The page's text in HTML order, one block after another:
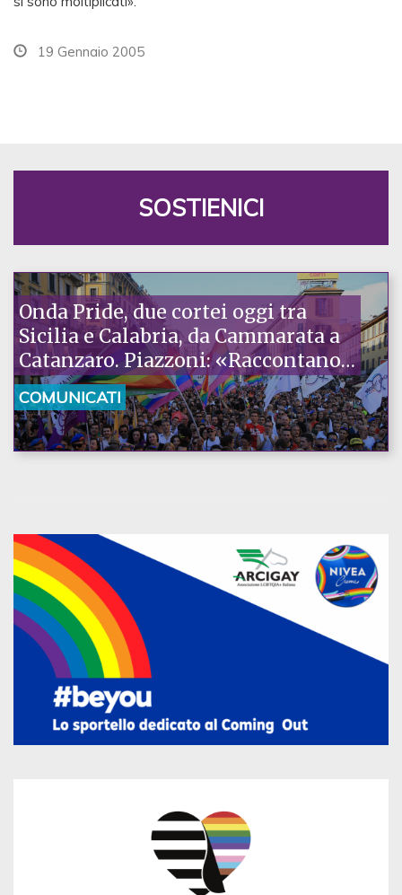
19 Gennaio 2005
SOSTIENICI
Onda Pride, due cortei oggi tra
Sicilia e Calabria, da Cammarata a
Catanzaro. Piazzoni: «Raccontano
la nostra ostinazione»
COMUNICATI